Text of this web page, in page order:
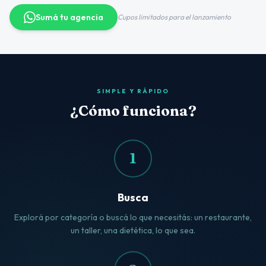
Sumá tu agencia Cupos limitados para el lanzamiento
SIMPLE Y RÁPIDO
¿Cómo funciona?
1
Busca
Explorá por categoría o buscá lo que necesitás: un restaurante,
un taller, una dietética, lo que sea.